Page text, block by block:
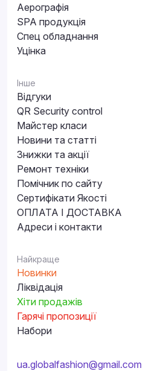
Аерографія
SPA продукція
Спец обладнання
Уцінка
Інше
Відгуки
QR Security control
Майстер класи
Новини та статті
Знижки та акції
Ремонт техніки
Помічник по сайту
Сертифікати Якості
ОПЛАТА І ДОСТАВКА
Адреси і контакти
Найкраще
Новинки
Ліквідація
Хіти продажів
Гарячі пропозиції
Набори
ua.globalfashion@gmail.com